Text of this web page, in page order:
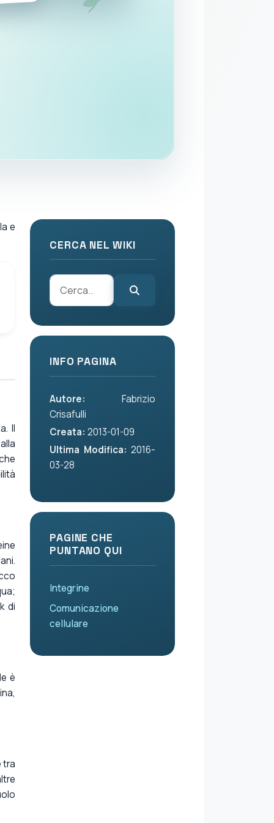
e
Il
di
è
tra
CERCA NEL WIKI
INFO PAGINA
Autore: Fabrizio
Crisafulli
Creata: 2013-01-09
Ultima Modifica: 2016-
03-28
PAGINE CHE
PUNTANO QUI
Integrine
Comunicazione
cellulare